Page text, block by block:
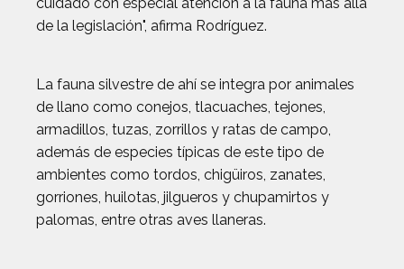
de la legislación", afirma Rodríguez.
La fauna silvestre de ahí se integra por animales
de llano como conejos, tlacuaches, tejones,
armadillos, tuzas, zorrillos y ratas de campo,
además de especies típicas de este tipo de
ambientes como tordos, chigüiros, zanates,
gorriones, huilotas, jilgueros y chupamirtos y
palomas, entre otras aves llaneras.